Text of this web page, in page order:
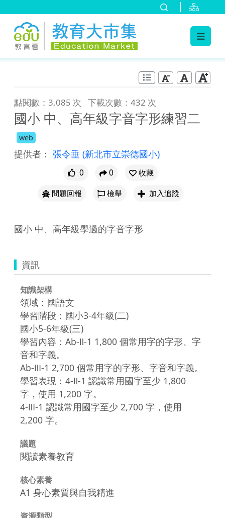
點閱數：3,085 次 下載次數：432 次
國小 中、高年級字音字形練習二
web
提供者： 張令垂 (新北市立崇德國小)
0 0
收藏
問題回報
檢舉 加入追蹤
國小 中、高年級學過的字音字形
資訊
知識架構
領域：國語文
學習階段：國小3-4年級(二)
國小5-6年級(三)
學習內容：Ab-Ⅱ-1 1,800 個常用字的字形、字
音和字義。
Ab-Ⅲ-1 2,700 個常用字的字形、字音和字義。
學習表現：4-Ⅱ-1 認識常用國字至少 1,800
字，使用 1,200 字。
4-Ⅲ-1 認識常用國字至少 2,700 字，使用
2,200 字。
議題
閱讀素養教育
核心素養
A1 身心素質與自我精進